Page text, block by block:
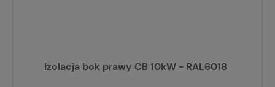
Izolacja bok prawy CB 10kW - RAL6018